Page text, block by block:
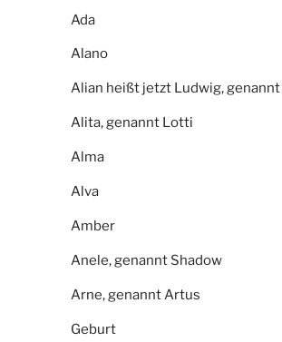
Ada
Alano
Alian heißt jetzt Ludwig, genannt
Alita, genannt Lotti
Alma
Alva
Amber
Anele, genannt Shadow
Arne, genannt Artus
Geburt